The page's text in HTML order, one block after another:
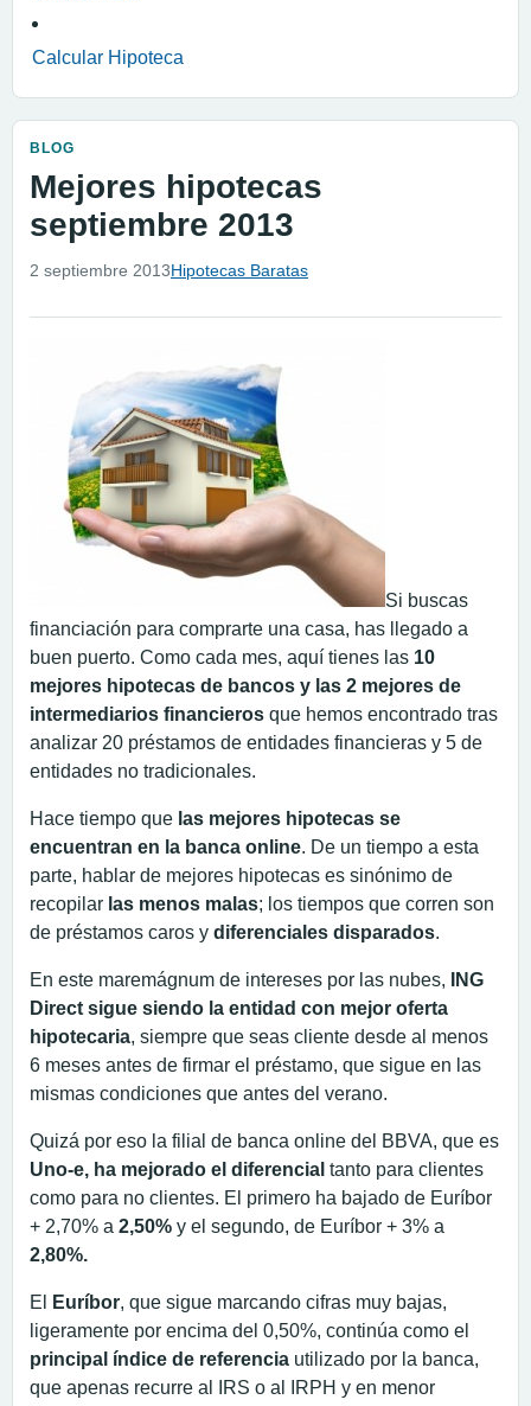
Calcular Hipoteca
BLOG
Mejores hipotecas
septiembre 2013
2 septiembre 2013Hipotecas Baratas
Si buscas
financiación para comprarte una casa, has llegado a
buen puerto. Como cada mes, aquí tienes las 10
mejores hipotecas de bancos y las 2 mejores de
intermediarios financieros que hemos encontrado tras
analizar 20 préstamos de entidades financieras y 5 de
entidades no tradicionales.
Hace tiempo que las mejores hipotecas se
encuentran en la banca online. De un tiempo a esta
parte, hablar de mejores hipotecas es sinónimo de
recopilar las menos malas; los tiempos que corren son
de préstamos caros y diferenciales disparados.
En este maremágnum de intereses por las nubes, ING
Direct sigue siendo la entidad con mejor oferta
hipotecaria, siempre que seas cliente desde al menos
6 meses antes de firmar el préstamo, que sigue en las
mismas condiciones que antes del verano.
Quizá por eso la filial de banca online del BBVA, que es
Uno-e, ha mejorado el diferencial tanto para clientes
como para no clientes. El primero ha bajado de Euríbor
+ 2,70% a 2,50% y el segundo, de Euríbor + 3% a
2,80%.
El Euríbor, que sigue marcando cifras muy bajas,
ligeramente por encima del 0,50%, continúa como el
principal índice de referencia utilizado por la banca,
que apenas recurre al IRS o al IRPH y en menor